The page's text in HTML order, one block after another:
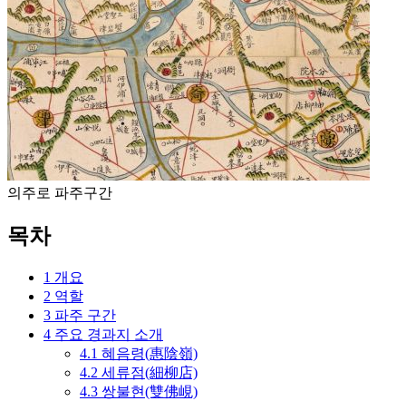
의주로 파주구간
목차
1 개요
2 역할
3 파주 구간
4 주요 경과지 소개
4.1 혜음령(惠陰嶺)
4.2 세류점(細柳店)
4.3 쌍불현(雙佛峴)